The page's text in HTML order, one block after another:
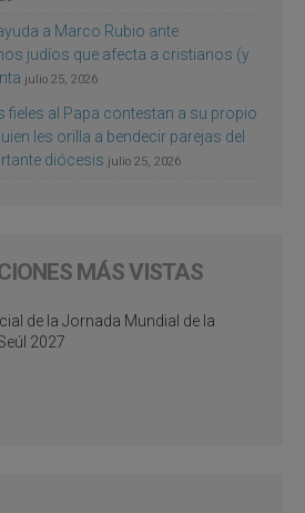
a Marco Rubio ante
judíos que afecta a cristianos (y
julio 25, 2026
fieles al Papa contestan a su propio
les orilla a bendecir parejas del
diócesis julio 25, 2026
MÁS VISTAS
de la Jornada Mundial de la
2027